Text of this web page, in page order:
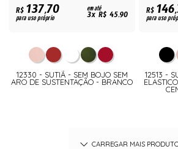
R$137,70
para uso próprio
em até
3x R$ 45,90
12330 - SUTIÃ - SEM BOJO SEM
ARO DE SUSTENTAÇÃO - BRANCO
R$
para uso
12513 -
CARREGAR MAIS